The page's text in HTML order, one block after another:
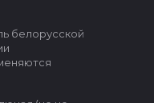
белорусской